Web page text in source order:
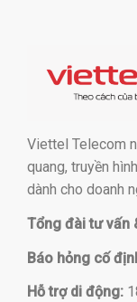
Viettel Telecom
quang, truyền
dành cho doanh
Tổng đài tư vấn
Báo hỏng cố
Hỗ trợ di động: